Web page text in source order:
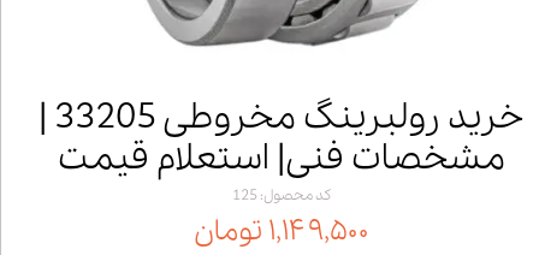
خرید رولبرینگ مخروطی 33205 |
مشخصات فنی| استعلام قیمت
کد محصول: 125
۱,۱۴۹,۵۰۰ تومان